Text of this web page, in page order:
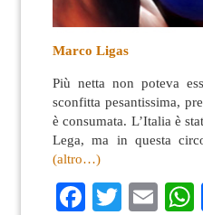
Marco Ligas
Più netta non poteva
sconfitta pesantissima,
è consumata. L’Italia è
Lega, ma in questa
(altro…)
Facebook
Twitter